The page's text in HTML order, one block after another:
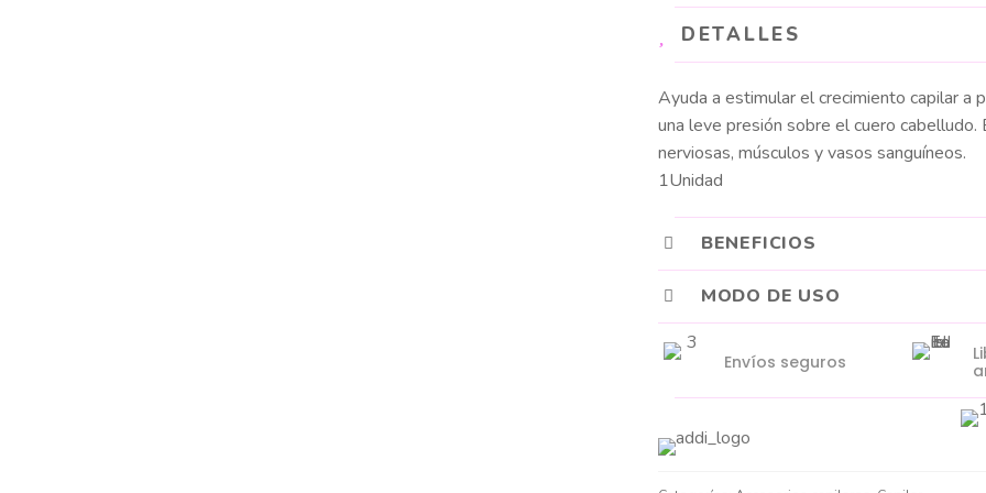
DETALLES
Ayuda a estimular el crecimiento capilar a
una leve presión sobre el cuero
nerviosas, músculos y vasos sanguíneos.
1Unidad
BENEFICIOS
MODO DE USO
Envíos seguros